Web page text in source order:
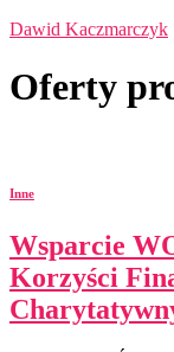
Dawid Kaczmarczyk
Oferty
Inne
Wsparcie
Korzyści